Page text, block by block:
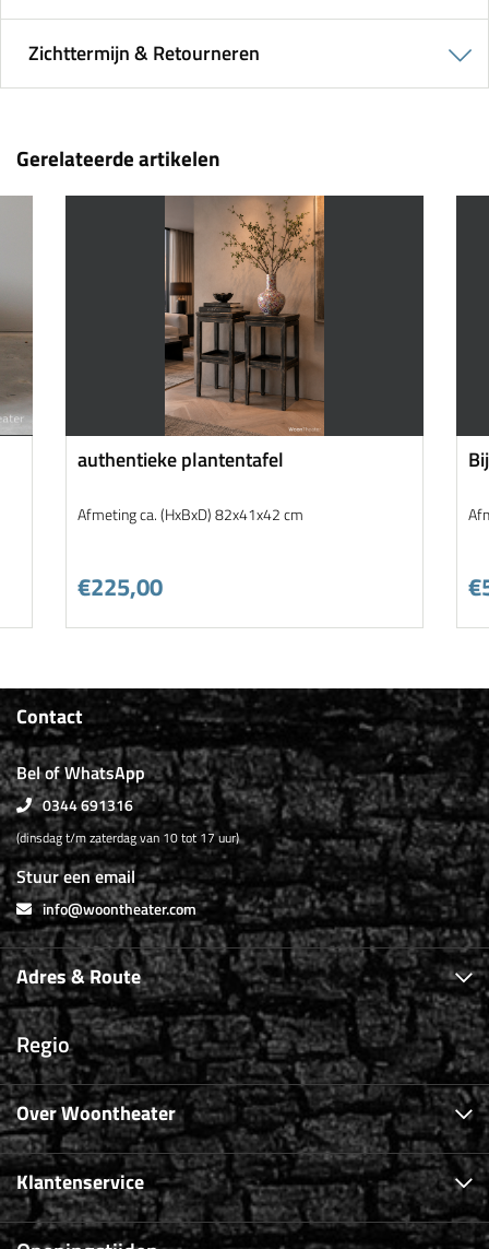
Zichttermijn & Retourneren
Gerelateerde artikelen
authentieke plantentafel
Afmeting ca. (HxBxD) 82x41x42 cm
€225,00
Contact
Bel of WhatsApp
0344 691316
(dinsdag t/m zaterdag van 10 tot 17 uur)
Stuur een email
info@woontheater.com
Adres & Route
Regio
Over Woontheater
Klantenservice